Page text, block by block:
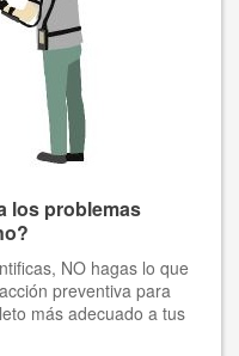
los problemas
NO hagas lo que
preventiva para
más adecuado a tus